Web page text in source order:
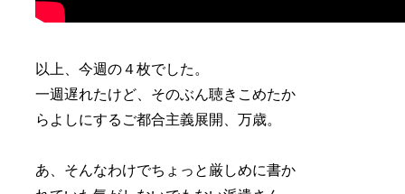
以上、今週の４枚でした。
一週遅れたけど、そのぶん聴きこめたか
らよしにするご都合主義展開、万歳。
あ、そんなわけでちょっと厳しめに書か